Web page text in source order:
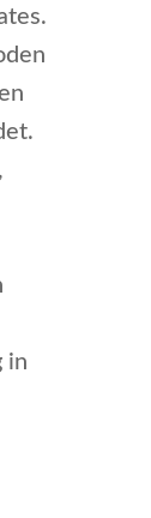
in